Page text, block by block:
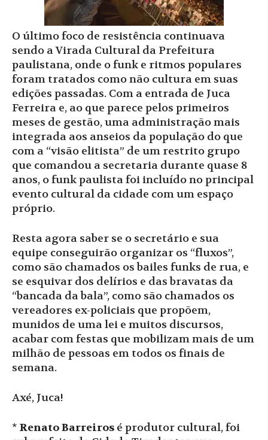
O último foco de resistência continuava
sendo a Virada Cultural da Prefeitura
paulistana, onde o funk e ritmos populares
foram tratados como não cultura em suas
edições passadas. Com a entrada de Juca
Ferreira e, ao que parece pelos primeiros
meses de gestão, uma administração mais
integrada aos anseios da população do que
com a “visão elitista” de um restrito grupo
que comandou a secretaria durante quase 8
anos, o funk paulista foi incluído no principal
evento cultural da cidade com um espaço
próprio.
Resta agora saber se o secretário e sua
equipe conseguirão organizar os “fluxos”,
como são chamados os bailes funks de rua, e
se esquivar dos delírios e das bravatas da
“bancada da bala”, como são chamados os
vereadores ex-policiais que propõem,
munidos de uma lei e muitos discursos,
acabar com festas que mobilizam mais de um
milhão de pessoas em todos os finais de
semana.
Axé, Juca!
* Renato Barreiros é produtor cultural, foi